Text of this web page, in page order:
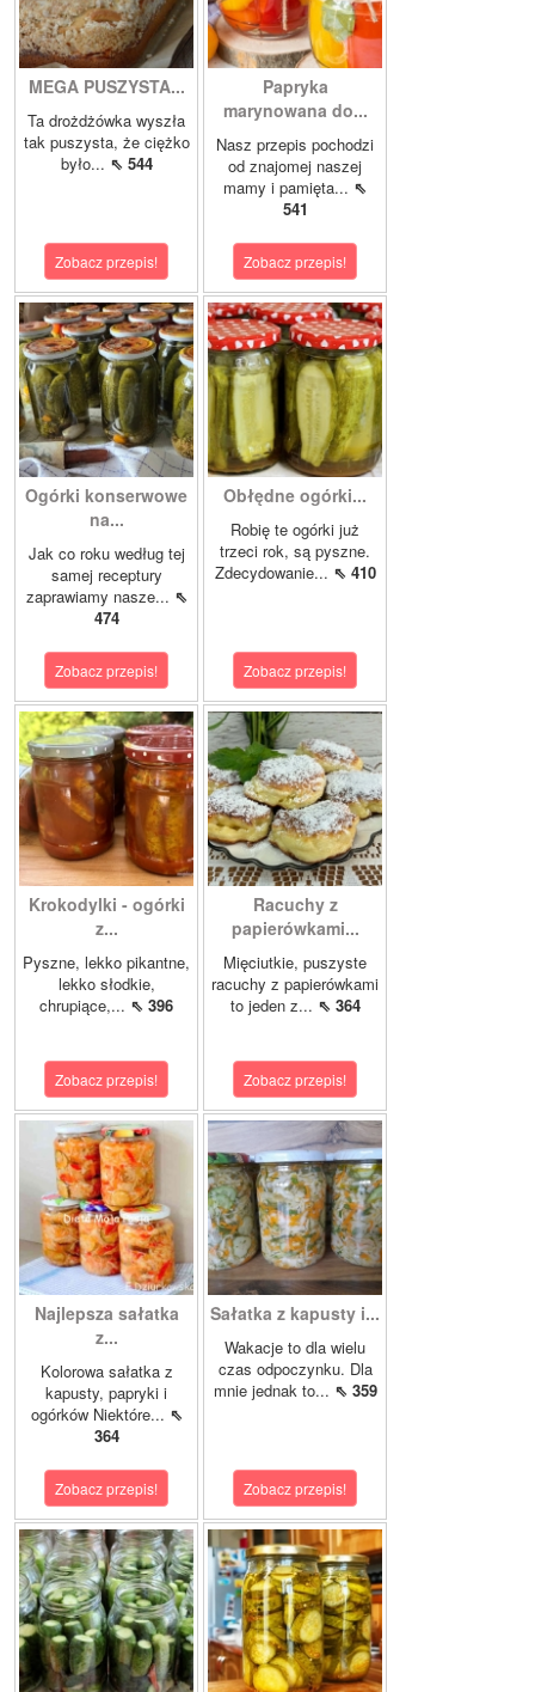
MEGA PUSZYSTA...
Ta drożdżówka wyszła
tak puszysta, że ciężko
było... ⇖ 544
Zobacz przepis!
Papryka
marynowana do...
Nasz przepis pochodzi
od znajomej naszej
mamy i pamięta... ⇖
541
Zobacz przepis!
Ogórki konserwowe
na...
Jak co roku według tej
samej receptury
zaprawiamy nasze... ⇖
474
Zobacz przepis!
Obłędne ogórki...
Robię te ogórki już
trzeci rok, są pyszne.
Zdecydowanie... ⇖ 410
Zobacz przepis!
Krokodylki - ogórki
z...
Pyszne, lekko pikantne,
lekko słodkie,
chrupiące,... ⇖ 396
Zobacz przepis!
Racuchy z
papierówkami...
Mięciutkie, puszyste
racuchy z papierówkami
to jeden z... ⇖ 364
Zobacz przepis!
Najlepsza sałatka
z...
Kolorowa sałatka z
kapusty, papryki i
ogórków Niektóre... ⇖
364
Zobacz przepis!
Sałatka z kapusty i...
Wakacje to dla wielu
czas odpoczynku. Dla
mnie jednak to... ⇖ 359
Zobacz przepis!